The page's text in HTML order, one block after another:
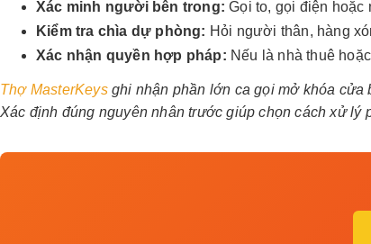
Xác minh người bên trong: Gọi to, gọi điện hoặc
Kiểm tra chìa dự phòng: Hỏi người thân, hàng
Xác nhận quyền hợp pháp: Nếu là nhà thuê
Thợ MasterKeysghi nhận phần lớn ca gọi mở khóa cửa
Xác định đúng nguyên nhân trước giúp chọn cách xử lý